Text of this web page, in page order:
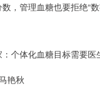
，管理血糖也要拒绝“数
个体化血糖目标需要
艳秋